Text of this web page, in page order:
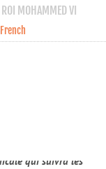
MOHAMMED VI
émotion le
Gazelles
Cœur de
qui suivra les